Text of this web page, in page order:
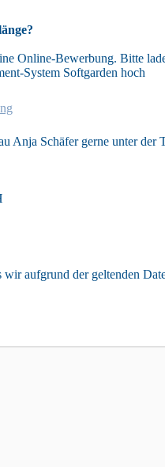
Online-Bewerbung. Bitte
System Softgarden hoch
Anja Schäfer gerne unter
wir aufgrund der geltenden